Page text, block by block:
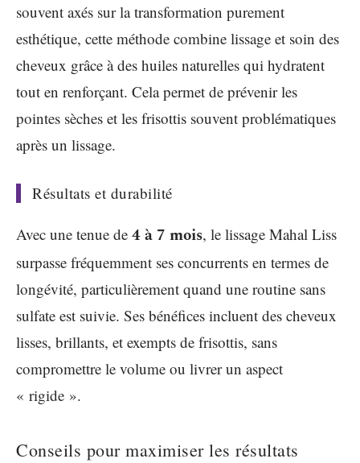
souvent axés sur la transformation purement
esthétique, cette méthode combine lissage et soin des
cheveux grâce à des huiles naturelles qui hydratent
tout en renforçant. Cela permet de prévenir les
pointes sèches et les frisottis souvent problématiques
après un lissage.
Résultats et durabilité
Avec une tenue de 4 à 7 mois, le lissage Mahal Liss
surpasse fréquemment ses concurrents en termes de
longévité, particulièrement quand une routine sans
sulfate est suivie. Ses bénéfices incluent des cheveux
lisses, brillants, et exempts de frisottis, sans
compromettre le volume ou livrer un aspect
« rigide ».
Conseils pour maximiser les résultats